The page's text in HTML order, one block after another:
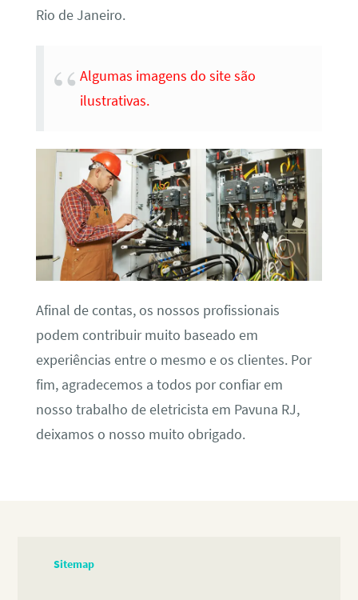
Rio de Janeiro.
Algumas imagens do site são
ilustrativas.
Afinal de contas, os nossos profissionais
podem contribuir muito baseado em
experiências entre o mesmo e os clientes. Por
fim, agradecemos a todos por confiar em
nosso trabalho de eletricista em Pavuna RJ,
deixamos o nosso muito obrigado.
Sitemap